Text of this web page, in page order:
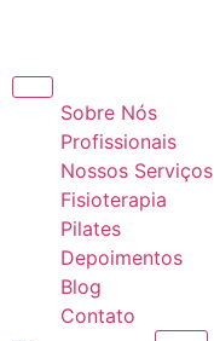
Sobre Nós
Profissionais
Nossos Serviços
Fisioterapia
Pilates
Depoimentos
Blog
Contato